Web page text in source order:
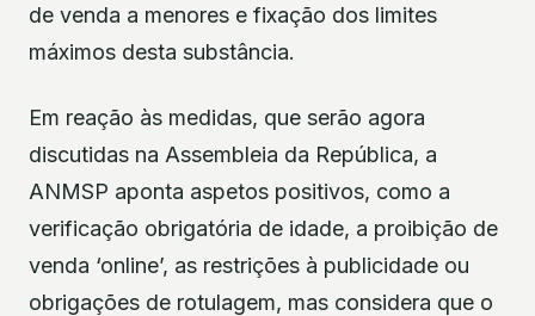
de venda a menores e fixação dos limites
máximos desta substância.
Em reação às medidas, que serão agora
discutidas na Assembleia da República, a
ANMSP aponta aspetos positivos, como a
verificação obrigatória de idade, a proibição de
venda ‘online’, as restrições à publicidade ou
obrigações de rotulagem, mas considera que o